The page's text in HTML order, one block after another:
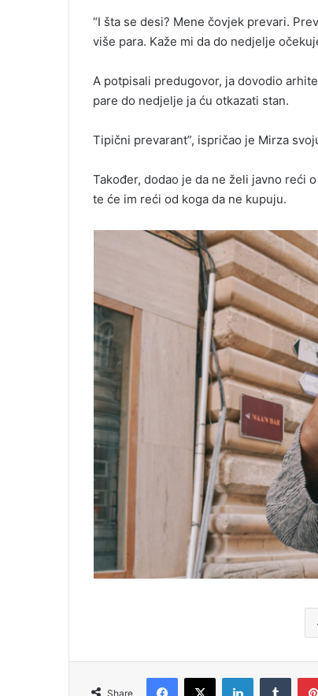
“I šta se desi? Mene čovjek prevari.
više para. Kaže mi da do nedjelje
A potpisali predugovor, ja dovodio
pare do nedjelje ja ću otkazati stan.
Tipični prevarant”, ispričao je Mirza
Također, dodao je da ne želi javno reći
te će im reći od koga da ne kupuju.
Share
Facebook
X LinkedIn